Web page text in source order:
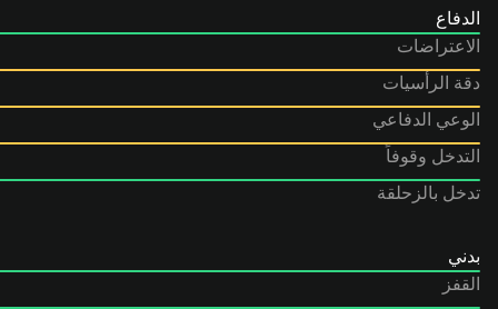
الدفاع
الاعتراضات
دقة الرأسيات
الوعي الدفاعي
التدخل وقوفاً
تدخل بالزحلقة
بدني
القفز